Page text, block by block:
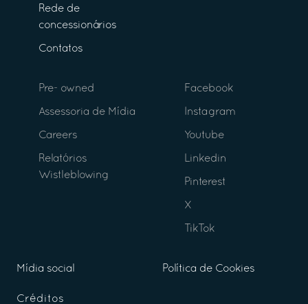
Rede de
concessionários
Contatos
Pre- owned
Assessoria de Mídia
Careers
Relatórios
Wistleblowing
Facebook
Instagram
Youtube
Linkedin
Pinterest
X
TikTok
Mídia social Política de Cookies
Créditos